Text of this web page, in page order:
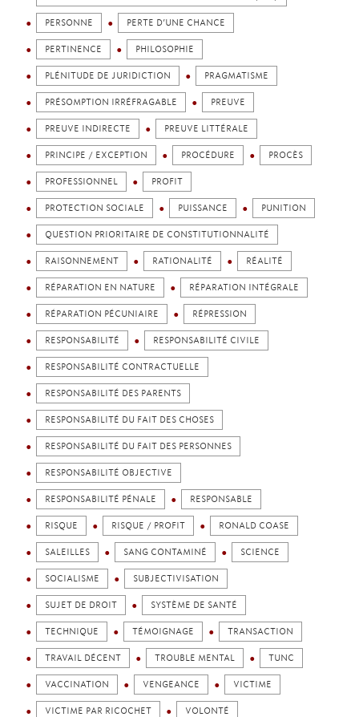
PERSONNE PERTE D’UNE CHANCE
PERTINENCE PHILOSOPHIE
PLÉNITUDE DE JURIDICTION PRAGMATISME
PRÉSOMPTION IRRÉFRAGABLE PREUVE
PREUVE INDIRECTE PREUVE LITTÉRALE
PRINCIPE / EXCEPTION PROCÉDURE PROCÈS
PROFESSIONNEL PROFIT
PROTECTION SOCIALE PUISSANCE PUNITION
QUESTION PRIORITAIRE DE CONSTITUTIONNALITÉ
RAISONNEMENT RATIONALITÉ RÉALITÉ
RÉPARATION EN NATURE RÉPARATION INTÉGRALE
RÉPARATION PÉCUNIAIRE RÉPRESSION
RESPONSABILITÉ RESPONSABILITÉ CIVILE
RESPONSABILITÉ CONTRACTUELLE
RESPONSABILITÉ DES PARENTS
RESPONSABILITÉ DU FAIT DES CHOSES
RESPONSABILITÉ DU FAIT DES PERSONNES
RESPONSABILITÉ OBJECTIVE
RESPONSABILITÉ PÉNALE RESPONSABLE
RISQUE RISQUE / PROFIT RONALD COASE
SALEILLES SANG CONTAMINÉ SCIENCE
SOCIALISME SUBJECTIVISATION
SUJET DE DROIT SYSTÈME DE SANTÉ
TECHNIQUE TÉMOIGNAGE TRANSACTION
TRAVAIL DÉCENT TROUBLE MENTAL TUNC
VACCINATION VENGEANCE VICTIME
VICTIME PAR RICOCHET VOLONTÉ